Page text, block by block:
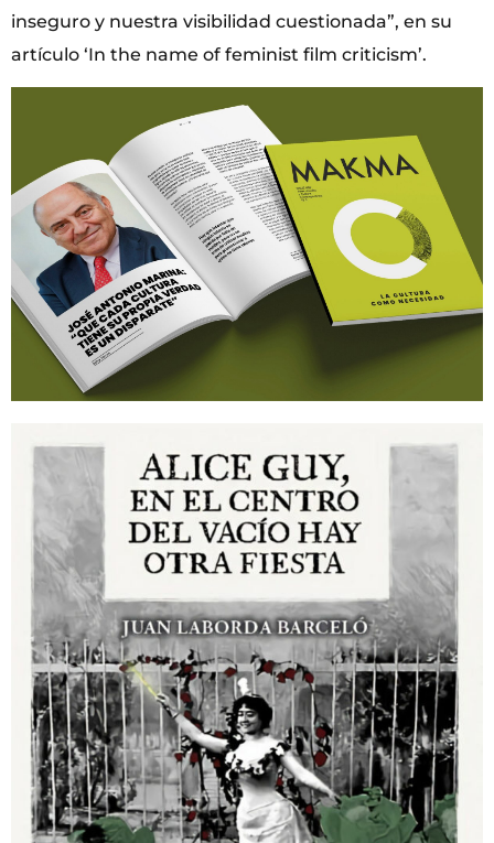
inseguro y nuestra visibilidad cuestionada”, en su
artículo ‘In the name of feminist film criticism’.